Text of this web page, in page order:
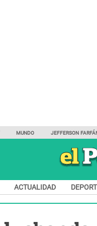
MUNDO JEFFERSON
ACTUALIDAD